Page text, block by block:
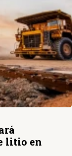
litio en